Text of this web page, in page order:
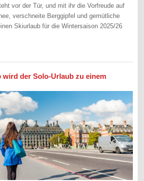
vor der Tür, und mit ihr die Vorfreude auf
verschneite Berggipfel und gemütliche
Skiurlaub für die Wintersaison 2025/26
wird der Solo-Urlaub zu einem